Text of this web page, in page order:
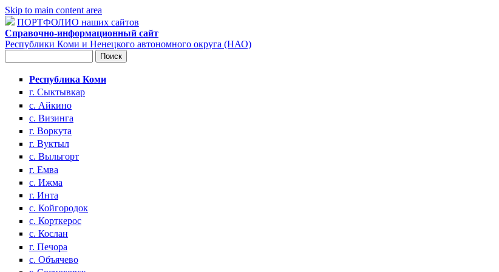
Skip to main content area
ПОРТФОЛИО наших сайтов
Справочно-информационный сайт
Республики Коми и Ненецкого автономного округа (НАО)
Республика Коми
г. Сыктывкар
с. Айкино
с. Визинга
г. Воркута
г. Вуктыл
с. Выльгорт
г. Емва
с. Ижма
г. Инта
с. Койгородок
с. Корткерос
с. Кослан
г. Печора
с. Объячево